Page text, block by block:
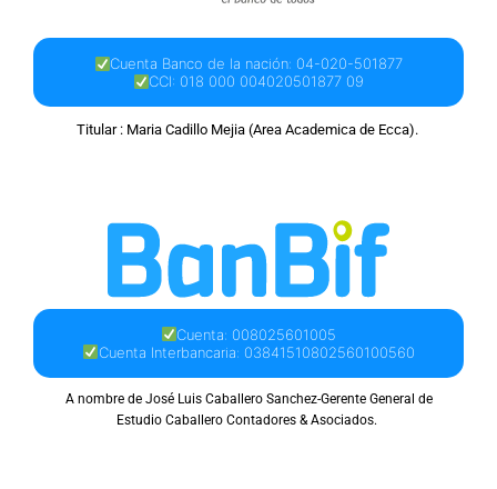
Cuenta Banco de la nación: 04-020-501877
CCI: 018 000 004020501877 09
Titular : Maria Cadillo Mejia (Area Academica de Ecca).
Cuenta: 008025601005
Cuenta Interbancaria: 03841510802560100560
A nombre de José Luis Caballero Sanchez-Gerente General de
Estudio Caballero Contadores & Asociados.